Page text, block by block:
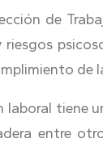
de
de
laboral tiene
entre